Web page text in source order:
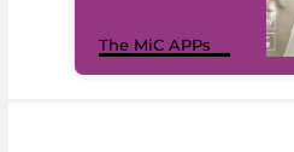
The MiC APPs